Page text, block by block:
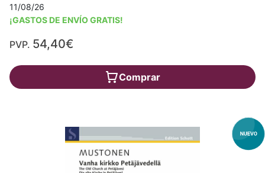
11/08/26
¡GASTOS DE ENVÍO GRATIS!
PVP. 54,40€
Comprar